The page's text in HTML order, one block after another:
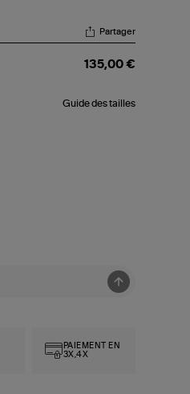
Partager
135,00 €
Guide des tailles
PAIEMENT EN
3X,4X